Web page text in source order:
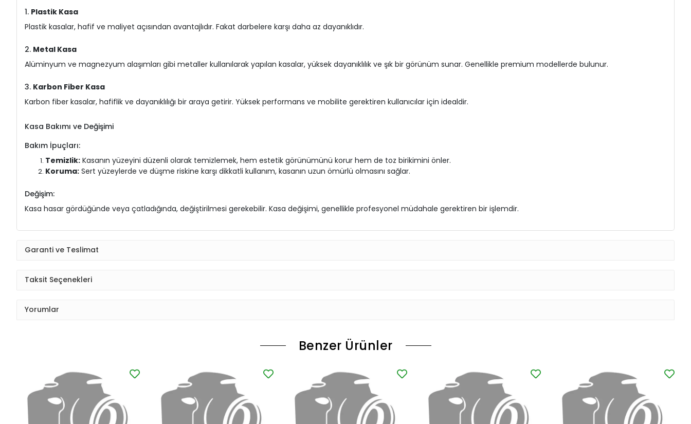
1. Plastik Kasa
Plastik kasalar, hafif ve maliyet açısından avantajlıdır. Fakat darbelere karşı daha az dayanıklıdır.
2. Metal Kasa
Alüminyum ve magnezyum alaşımları gibi metaller kullanılarak yapılan kasalar, yüksek dayanıklılık ve şık bir görünüm sunar. Genellikle premium modellerde bulunur.
3. Karbon Fiber Kasa
Karbon fiber kasalar, hafiflik ve dayanıklılığı bir araya getirir. Yüksek performans ve mobilite gerektiren kullanıcılar için idealdir.
Kasa Bakımı ve Değişimi
Bakım İpuçları:
Temizlik: Kasanın yüzeyini düzenli olarak temizlemek, hem estetik görünümünü korur hem de toz birikimini önler.
Koruma: Sert yüzeylerde ve düşme riskine karşı dikkatli kullanım, kasanın uzun ömürlü olmasını sağlar.
Değişim:
Kasa hasar gördüğünde veya çatladığında, değiştirilmesi gerekebilir. Kasa değişimi, genellikle profesyonel müdahale gerektiren bir işlemdir.
Garanti ve Teslimat
Taksit Seçenekleri
Yorumlar
Benzer Ürünler